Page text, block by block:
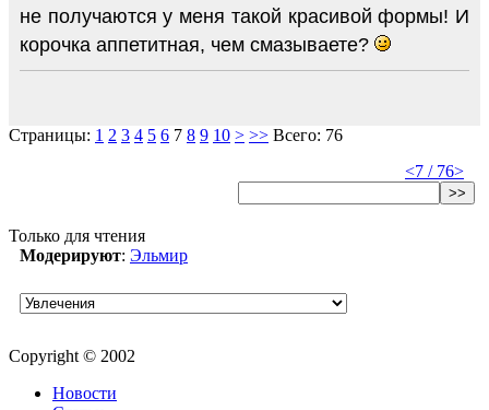
не получаются у меня такой красивой формы! И
корочка аппетитная, чем смазываете?
Страницы: 1 2 3 4 5 6 7 8 9 10 > >> Всего: 76
<7 / 76>
>>
Только для чтения
Модерируют: Эльмир
Copyright © 2002
Новости